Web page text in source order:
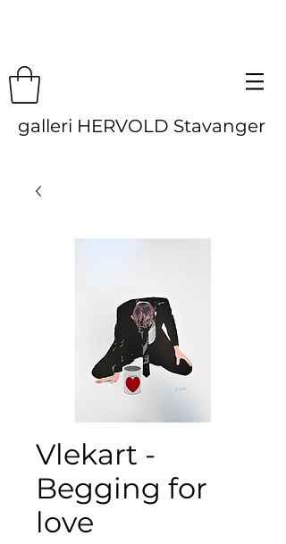
galleri HERVOLD Stavanger
Vlekart -
Begging for
love